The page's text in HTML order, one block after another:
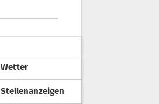
Wetter
Stellenanzeigen